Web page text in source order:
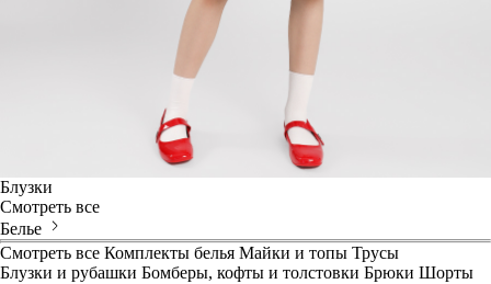
Блузки
Смотреть все
Белье
Смотреть все Комплекты белья Майки и топы Трусы
Блузки и рубашки Бомберы, кофты и толстовки Брюки Шорты